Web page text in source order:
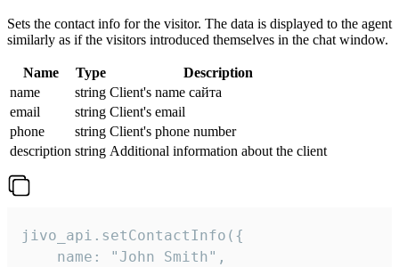
Sets the contact info for the visitor. The data is displayed to the agent
similarly as if the visitors introduced themselves in the chat window.
Name Type
Description
name
string Client's name сайта
email
string Client's email
phone
string Client's phone number
description string Additional information about the client
jivo_api.setContactInfo({
    name: "John Smith",